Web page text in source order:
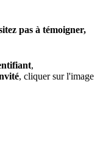
pas à témoigner,
,
, cliquer sur l'image